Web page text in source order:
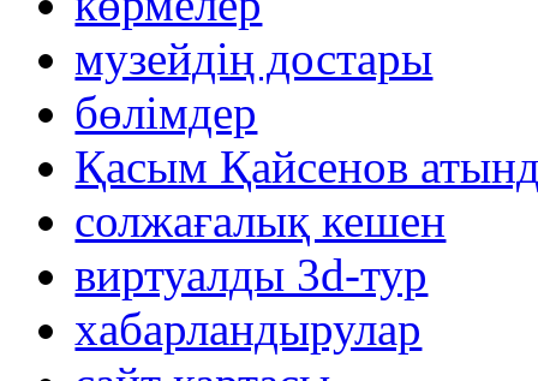
музейдің достары
бөлімдер
Қасым Қайсенов
солжағалық кешен
виртуалды 3d-тур
xабарландырулар